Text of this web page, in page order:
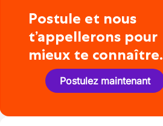
Postule et nous
t’appellerons pour
mieux te connaître.
Postulez maintenant